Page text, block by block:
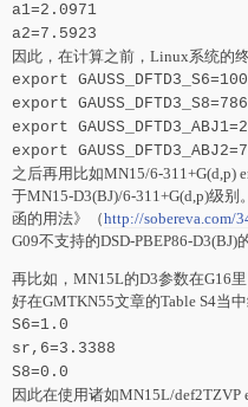
a1=2.0971
a2=7.5923
因此，在计算之前，Linux系统的
export
export
export
export
之后再用比如MN15/6-311+G(d,p)
于MN15-D3(BJ)/6-311+G(d,p)级别
函的用法》（http://sobereva.com/
G09不支持的DSD-PBEP86-D3(BJ)
再比如，MN15L的D3参数在G16
好在GMTKN55文章的Table S4当
S6=1.0
sr,6=3.3388
S8=0.0
因此在使用诸如MN15L/